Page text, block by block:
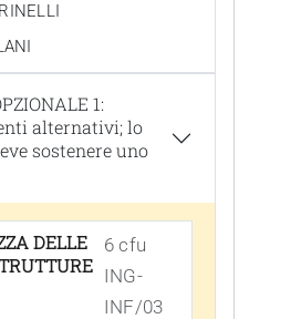
1:
alternativi; lo
sostenere uno
DELLE
6 cfu
ING-
INF/03